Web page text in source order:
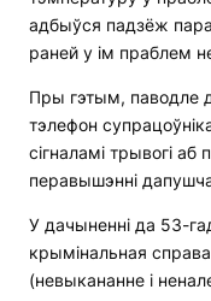
адбыўся падзёж
раней у ім праблем
Пры гэтым, паводле
тэлефон
сігналамі трывогі
перавышэнні
У дачыненні да 53-
крымінальная
(невыкананне і